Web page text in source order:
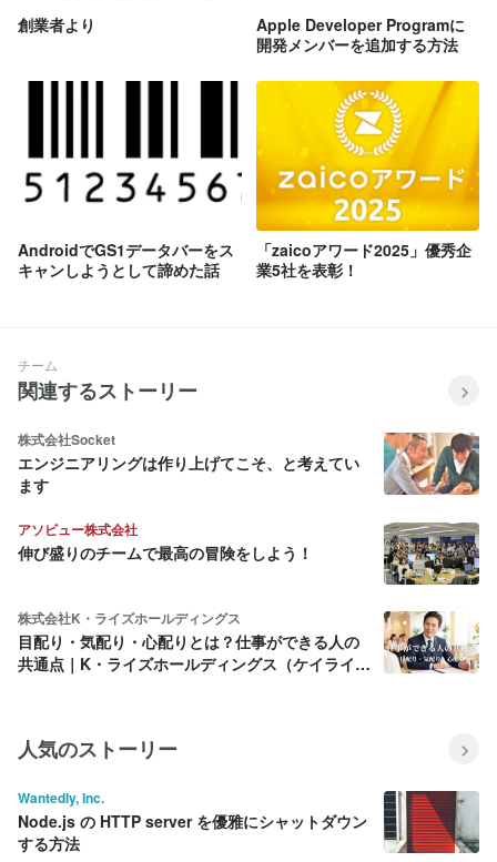
創業者より
Apple Developer Programに
開発メンバーを追加する方法
AndroidでGS1データバーをス
キャンしようとして諦めた話
「zaicoアワード2025」優秀企
業5社を表彰！
チーム
関連するストーリー
株式会社Socket
エンジニアリングは作り上げてこそ、と考えてい
ます
アソビュー株式会社
伸び盛りのチームで最高の冒険をしよう！
株式会社K・ライズホールディングス
目配り・気配り・心配りとは？仕事ができる人の
共通点｜K・ライズホールディングス（ケイライ
人気のストーリー
Wantedly, Inc.
Node.js の HTTP server を優雅にシャットダウン
する方法